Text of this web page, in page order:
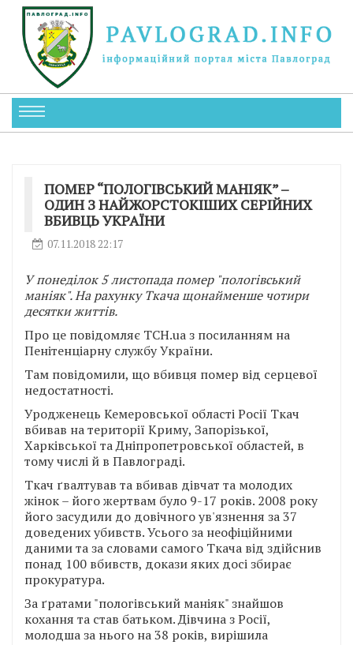
ПОМЕР “ПОЛОГІВСЬКИЙ МАНІЯК” –
ОДИН З НАЙЖОРСТОКІШИХ СЕРІЙНИХ
ВБИВЦЬ УКРАЇНИ
07.11.2018 22:17
У понеділок 5 листопада помер "пологівський
маніяк". На рахунку Ткача щонайменше чотири
десятки життів.
Про це повідомляє ТСН.ua з посиланням на
Пенітенціарну службу України.
Там повідомили, що вбивця помер від серцевої
недостатності.
Уродженець Кемеровської області Росії Ткач
вбивав на території Криму, Запорізької,
Харківської та Дніпропетровської областей, в
тому числі й в Павлограді.
Ткач ґвалтував та вбивав дівчат та молодих
жінок – його жертвам було 9-17 років. 2008 року
його засудили до довічного ув'язнення за 37
доведених убивств. Усього за неофіційними
даними та за словами самого Ткача від здійснив
понад 100 вбивств, докази яких досі збирає
прокуратура.
За ґратами "пологівський маніяк" знайшов
кохання та став батьком. Дівчина з Росії,
молодша за нього на 38 років, вирішила